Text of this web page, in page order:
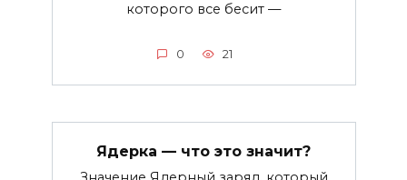
которого все бесит —
0 21
Ядерка — что это значит?